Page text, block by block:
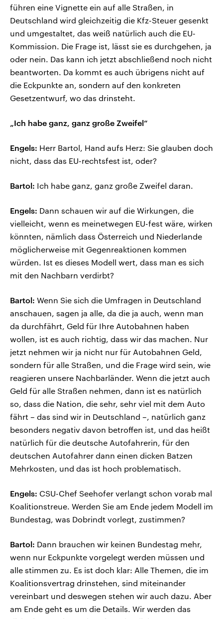
führen eine Vignette ein auf alle Straßen, in
Deutschland wird gleichzeitig die Kfz-Steuer gesenkt
und umgestaltet, das weiß natürlich auch die EU-
Kommission. Die Frage ist, lässt sie es durchgehen, ja
oder nein. Das kann ich jetzt abschließend noch nicht
beantworten. Da kommt es auch übrigens nicht auf
die Eckpunkte an, sondern auf den konkreten
Gesetzentwurf, wo das drinsteht.
„Ich habe ganz, ganz große Zweifel“
Engels: Herr Bartol, Hand aufs Herz: Sie glauben doch
nicht, dass das EU-rechtsfest ist, oder?
Bartol: Ich habe ganz, ganz große Zweifel daran.
Engels: Dann schauen wir auf die Wirkungen, die
vielleicht, wenn es meinetwegen EU-fest wäre, wirken
könnten, nämlich dass Österreich und Niederlande
möglicherweise mit Gegenreaktionen kommen
würden. Ist es dieses Modell wert, dass man es sich
mit den Nachbarn verdirbt?
Bartol: Wenn Sie sich die Umfragen in Deutschland
anschauen, sagen ja alle, da die ja auch, wenn man
da durchfährt, Geld für Ihre Autobahnen haben
wollen, ist es auch richtig, dass wir das machen. Nur
jetzt nehmen wir ja nicht nur für Autobahnen Geld,
sondern für alle Straßen, und die Frage wird sein, wie
reagieren unsere Nachbarländer. Wenn die jetzt auch
Geld für alle Straßen nehmen, dann ist es natürlich
so, dass die Nation, die sehr, sehr viel mit dem Auto
fährt – das sind wir in Deutschland –, natürlich ganz
besonders negativ davon betroffen ist, und das heißt
natürlich für die deutsche Autofahrerin, für den
deutschen Autofahrer dann einen dicken Batzen
Mehrkosten, und das ist hoch problematisch.
Engels: CSU-Chef Seehofer verlangt schon vorab mal
Koalitionstreue. Werden Sie am Ende jedem Modell im
Bundestag, was Dobrindt vorlegt, zustimmen?
Bartol: Dann brauchen wir keinen Bundestag mehr,
wenn nur Eckpunkte vorgelegt werden müssen und
alle stimmen zu. Es ist doch klar: Alle Themen, die im
Koalitionsvertrag drinstehen, sind miteinander
vereinbart und deswegen stehen wir auch dazu. Aber
am Ende geht es um die Details. Wir werden das